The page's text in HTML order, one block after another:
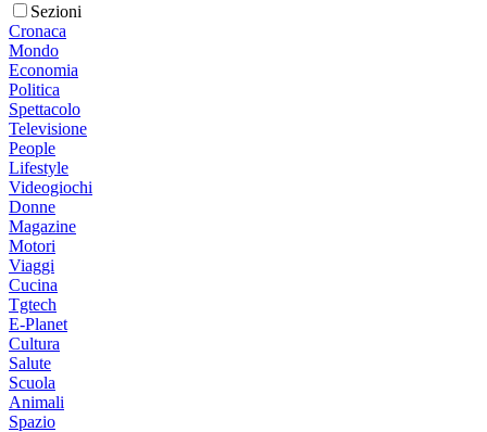
Sezioni
Cronaca
Mondo
Economia
Politica
Spettacolo
Televisione
People
Lifestyle
Videogiochi
Donne
Magazine
Motori
Viaggi
Cucina
Tgtech
E-Planet
Cultura
Salute
Scuola
Animali
Spazio